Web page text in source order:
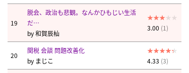
19
脱会、政治も悲観。なんかひもじい生活
だ…
by和賀辰杣
3.00 (1)
20
関税 会談 問題改善化
by まじこ 4.33 (3)